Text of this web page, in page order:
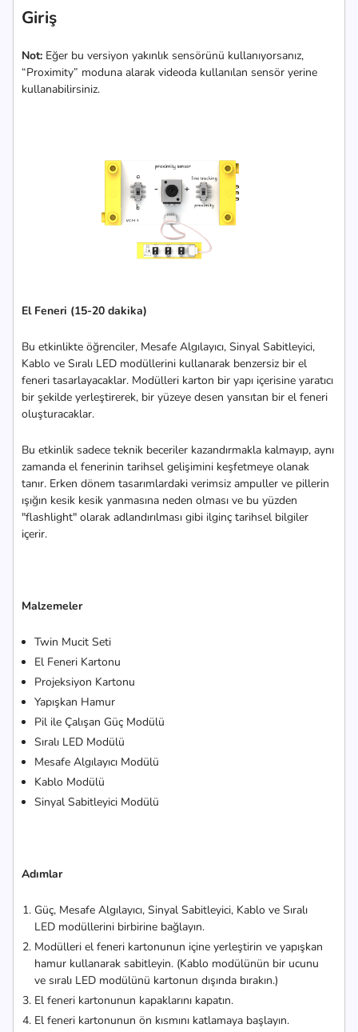
Giriş
Not: Eğer bu versiyon yakınlık sensörünü kullanıyorsanız,
“Proximity” moduna alarak videoda kullanılan sensör yerine
kullanabilirsiniz.
El Feneri (15-20 dakika)
Bu etkinlikte öğrenciler, Mesafe Algılayıcı, Sinyal Sabitleyici,
Kablo ve Sıralı LED modüllerini kullanarak benzersiz bir el
feneri tasarlayacaklar. Modülleri karton bir yapı içerisine yaratıcı
bir şekilde yerleştirerek, bir yüzeye desen yansıtan bir el feneri
oluşturacaklar.
Bu etkinlik sadece teknik beceriler kazandırmakla kalmayıp, aynı
zamanda el fenerinin tarihsel gelişimini keşfetmeye olanak
tanır. Erken dönem tasarımlardaki verimsiz ampuller ve pillerin
ışığın kesik kesik yanmasına neden olması ve bu yüzden
"flashlight" olarak adlandırılması gibi ilginç tarihsel bilgiler
içerir.
Malzemeler
Twin Mucit Seti
El Feneri Kartonu
Projeksiyon Kartonu
Yapışkan Hamur
Pil ile Çalışan Güç Modülü
Sıralı LED Modülü
Mesafe Algılayıcı Modülü
Kablo Modülü
Sinyal Sabitleyici Modülü
Adımlar
Güç, Mesafe Algılayıcı, Sinyal Sabitleyici, Kablo ve Sıralı
LED modüllerini birbirine bağlayın.
Modülleri el feneri kartonunun içine yerleştirin ve yapışkan
hamur kullanarak sabitleyin. (Kablo modülünün bir ucunu
ve sıralı LED modülünü kartonun dışında bırakın.)
El feneri kartonunun kapaklarını kapatın.
El feneri kartonunun ön kısmını katlamaya başlayın.